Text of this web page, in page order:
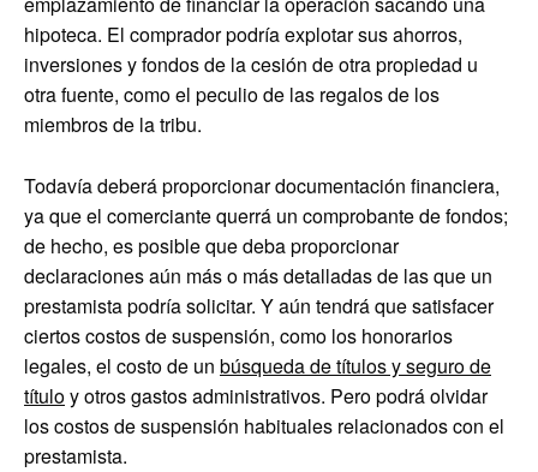
hipoteca. El comprador podría explotar sus ahorros,
inversiones y fondos de la cesión de otra propiedad u
otra fuente, como el peculio de las regalos de los
miembros de la tribu.
Todavía deberá proporcionar documentación financiera,
ya que el comerciante querrá un comprobante de fondos;
de hecho, es posible que deba proporcionar
declaraciones aún más o más detalladas de las que un
prestamista podría solicitar. Y aún tendrá que satisfacer
ciertos costos de suspensión, como los honorarios
legales, el costo de un búsqueda de títulos y seguro de
títuloy otros gastos administrativos. Pero podrá olvidar
los costos de suspensión habituales relacionados con el
prestamista.